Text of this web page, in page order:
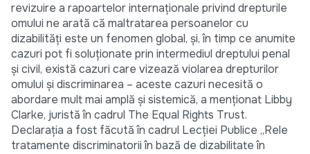
revizuire a rapoartelor internaţionale privind drepturile
omului ne arată că maltratarea persoanelor cu
dizabilități este un fenomen global, şi, în timp ce anumite
cazuri pot fi soluționate prin intermediul dreptului penal
şi civil, există cazuri care vizează violarea drepturilor
omului și discriminarea – aceste cazuri necesită o
abordare mult mai amplă și sistemică, a menționat Libby
Clarke, juristă în cadrul The Equal Rights Trust.
Declarația a fost făcută în cadrul Lecţiei Publice „Rele
tratamente discriminatorii în bază de dizabilitate în